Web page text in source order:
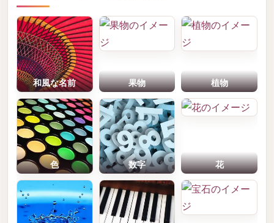
和風な名前 果物 植物
色 数字 花